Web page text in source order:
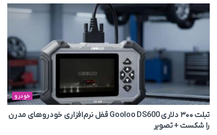
خودرو
تبلت ۳۰۰ دلاری Gooloo DS600 قفل نرم‌افزاری خودروهای مدرن
را شکست + تصویر